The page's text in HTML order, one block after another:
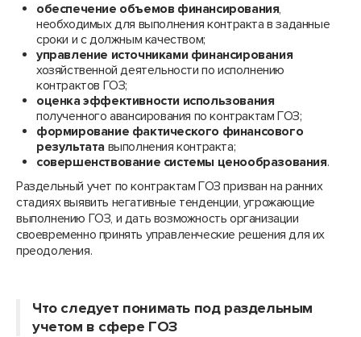
обеспечение объемов финансирования,
необходимых для выполнения контракта в заданные
сроки и с должным качеством;
управление источниками финансирования
хозяйственной деятельности по исполнению
контрактов ГОЗ;
оценка эффективности использования
полученного авансирования по контрактам ГОЗ;
формирование фактического финансового
результата выполнения контракта;
совершенствование системы ценообразования.
Раздельный учет по контрактам ГОЗ призван на ранних
стадиях выявить негативные тенденции, угрожающие
выполнению ГОЗ, и дать возможность организации
своевременно принять управленческие решения для их
преодоления.
Что следует понимать под раздельным
учетом в сфере ГОЗ